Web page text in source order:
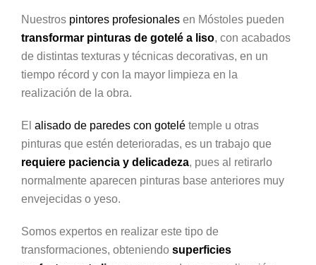
Nuestros pintores profesionales en Móstoles pueden
transformar pinturas de gotelé a liso, con acabados
de distintas texturas y técnicas decorativas, en un
tiempo récord y con la mayor limpieza en la
realización de la obra.
El alisado de paredes con gotelé temple u otras
pinturas que estén deterioradas, es un trabajo que
requiere paciencia y delicadeza, pues al retirarlo
normalmente aparecen pinturas base anteriores muy
envejecidas o yeso.
Somos expertos en realizar este tipo de
transformaciones, obteniendo superficies